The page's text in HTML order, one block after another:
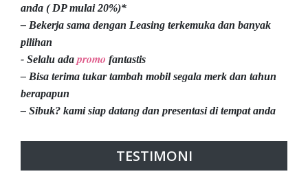
anda ( DP mulai 20%)*
– Bekerja sama dengan Leasing terkemuka dan banyak
pilihan
- Selalu ada promo fantastis
– Bisa terima tukar tambah mobil segala merk dan tahun
berapapun
– Sibuk? kami siap datang dan presentasi di tempat anda
TESTIMONI